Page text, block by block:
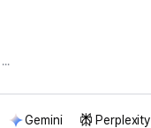
...
Gemini Perplexity